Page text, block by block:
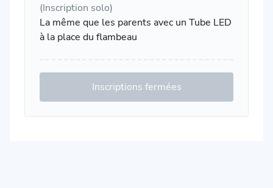
(Inscription solo)
La même que les parents avec un Tube LED
à la place du flambeau
Inscriptions fermées